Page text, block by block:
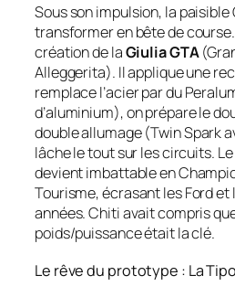
Sous son impulsion, la paisible
transformer en bête de
création de laGiulia GTA
Alleggerita). Il applique une
remplace l’acier par du
d’aluminium), on prépare le
double allumage (Twin Spark
lâche le tout sur les circuits.
devient imbattable en
Tourisme, écrasant les Ford et
années. Chiti avait compris
poids/puissance était la clé.
Le rêve du prototype : La